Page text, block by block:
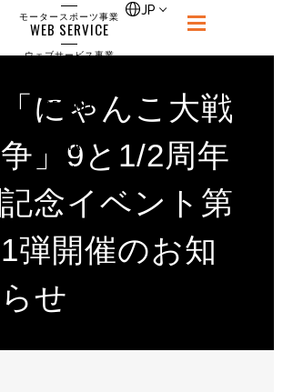
モータースポーツ事業
WEB SERVICE
ウェブサービス事業
RECRUIT
CONTACT
お問合せ
JP
「にゃんこ大戦
争」9と1/2周年
記念イベント第
1弾開催のお知
らせ